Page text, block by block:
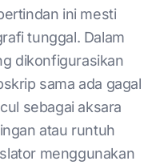
ini mesti
tunggal. Dalam
dikonfigurasikan
sama ada gagal
sebagai aksara
atau runtuh
menggunakan